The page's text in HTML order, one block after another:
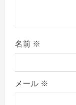
名前 ※
メール ※